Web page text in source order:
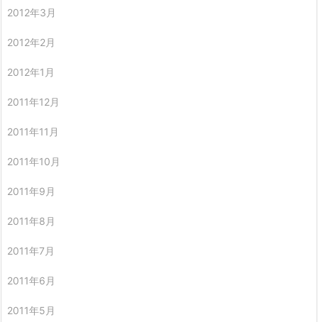
2012年3月
2012年2月
2012年1月
2011年12月
2011年11月
2011年10月
2011年9月
2011年8月
2011年7月
2011年6月
2011年5月